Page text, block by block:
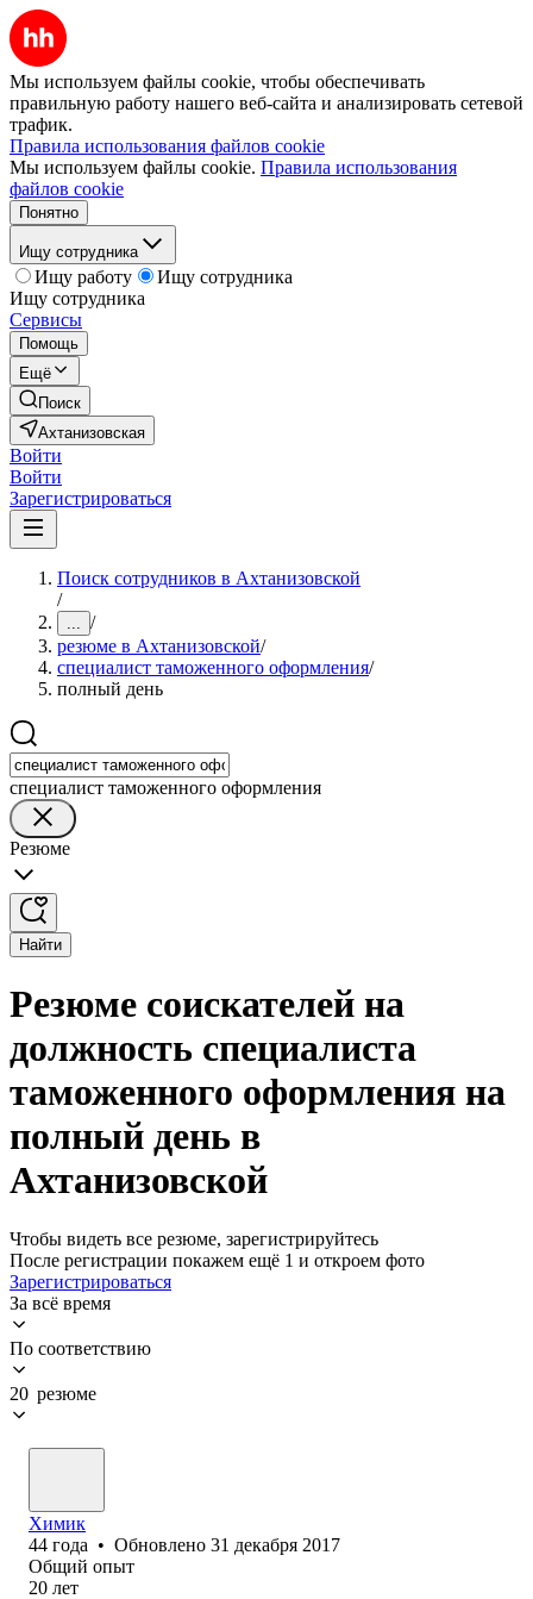
Мы используем файлы cookie, чтобы обеспечивать
правильную работу нашего веб-сайта и анализировать сетевой
трафик.
Правила использования файлов cookie
Мы используем файлы cookie. Правила использования
файлов cookie
Понятно
Ищу сотрудника
Ищу работу
Ищу сотрудника
Ищу сотрудника
Сервисы
Помощь
Ещё
Поиск
Ахтанизовская
Войти
Войти
Зарегистрироваться
Поиск сотрудников в Ахтанизовской
/
... /
резюме в Ахтанизовской/
специалист таможенного оформления/
полный день
специалист таможенного оформления
Резюме
Найти
Резюме соискателей на
должность специалиста
таможенного оформления на
полный день в
Ахтанизовской
Чтобы видеть все резюме, зарегистрируйтесь
После регистрации покажем ещё 1 и откроем фото
Зарегистрироваться
За всё время
По соответствию
20 резюме
Химик
44 года • Обновлено 31 декабря 2017
Общий опыт
20 лет